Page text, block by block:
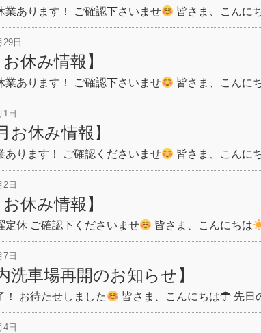
あります！ ご確認下さいませ 皆さま、こんに
29日
お休み情報】
あります！ ご確認下さいませ 皆さま、こんに
1日
お休み情報】
あります！ ご確認くださいませ 皆さま、こんに
2日
お休み情報】
定休 ご確認下くださいませ 皆さま、こんにちは
7日
洗車場再開のお知らせ】
！ お待たせしました 皆さま、こんにちは☂ 先日
4日